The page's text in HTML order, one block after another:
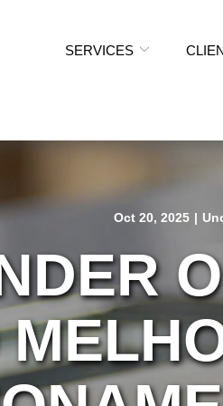
SERVICES
Oct 20, 2025 |